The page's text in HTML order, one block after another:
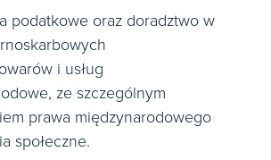
podatkowe oraz doradztwo w
i usług
ze szczególnym
prawa międzynarodowego
społeczne.